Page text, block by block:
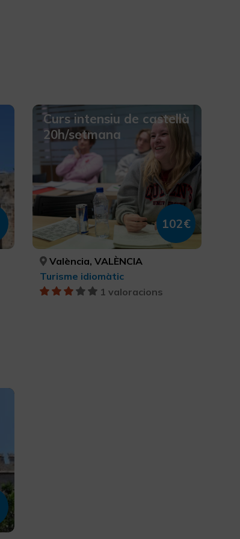
Curs intensiu de castellà
20h/setmana
102€
València, VALÈNCIA
Turisme idiomàtic
1 valoracions